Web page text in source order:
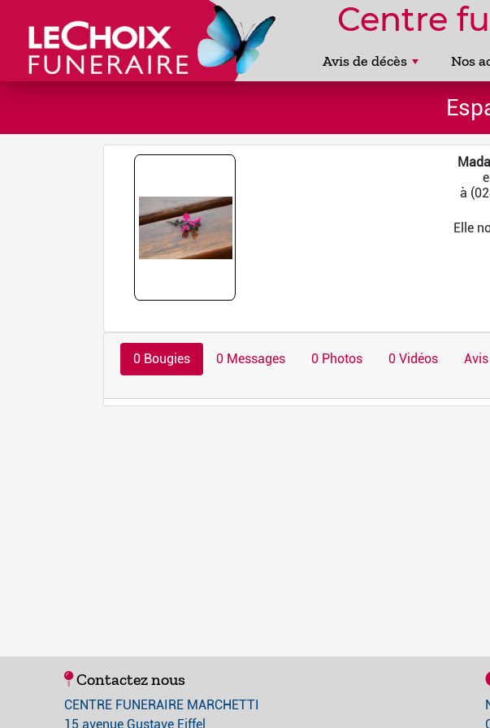
Centre
Avis de décès Nos
à
Elle
0 Bougies 0 Messages 0 Photos 0 Vidéos
Contactez nous
CENTRE FUNERAIRE MARCHETTI
15 avenue Gustave Eiffel